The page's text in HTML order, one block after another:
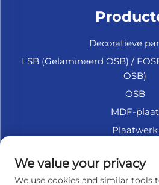
Decoratieve
LSB (Gelamineerd OSB) /
OSB)
OSB
MDF-plaat
Plaatwerk
Fiberplaat
We value your privacy
We use cookies and similar tools